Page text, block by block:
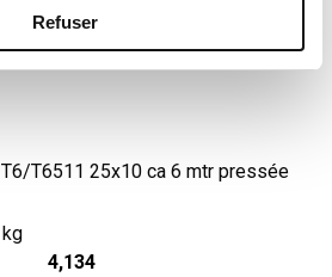
Refuser
T6511 25x10 ca 6 mtr pressée
4,134